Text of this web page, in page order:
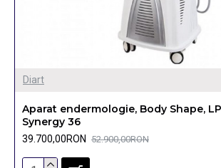
Diart
Aparat endermologie, Body Shape,
Synergy 36
39.700,00RON 52.900,00RON